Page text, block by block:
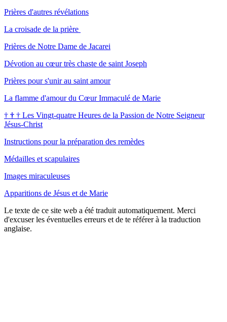
Prières d'autres révélations
La croisade de la prière
Prières de Notre Dame de Jacarei
Dévotion au cœur très chaste de saint Joseph
Prières pour s'unir au saint amour
La flamme d'amour du Cœur Immaculé de Marie
† † † Les Vingt-quatre Heures de la Passion de Notre Seigneur
Jésus-Christ
Instructions pour la préparation des remèdes
Médailles et scapulaires
Images miraculeuses
Apparitions de Jésus et de Marie
Le texte de ce site web a été traduit automatiquement. Merci
d'excuser les éventuelles erreurs et de te référer à la traduction
anglaise.